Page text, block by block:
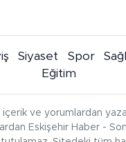
Siyaset Spor
Eğitim
içerik ve yorumlardan
Eskişehir Haber -